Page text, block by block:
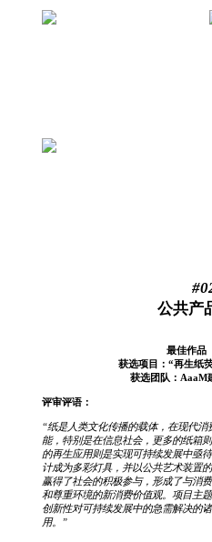
公共产
最佳作品
获选项目：“再生纸
获选团队：AaaM
评审评语：
“纸是人类文化传播的载体，在现代
能，特别是在信息社会，更多的纸箱
的再生应用则是实现可持续发展中亟
计成为多彩灯具，并以公共艺术装置
赢得了社会的积极参与，形成了与消
和尊重环境的新消费价值观。项目主
创新性对可持续发展中的急需解决的
用。”